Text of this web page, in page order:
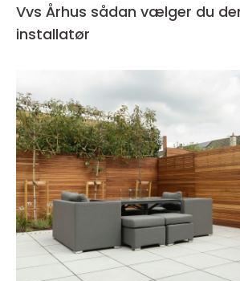
Vvs Århus sådan vælger du den rigtige
installatør